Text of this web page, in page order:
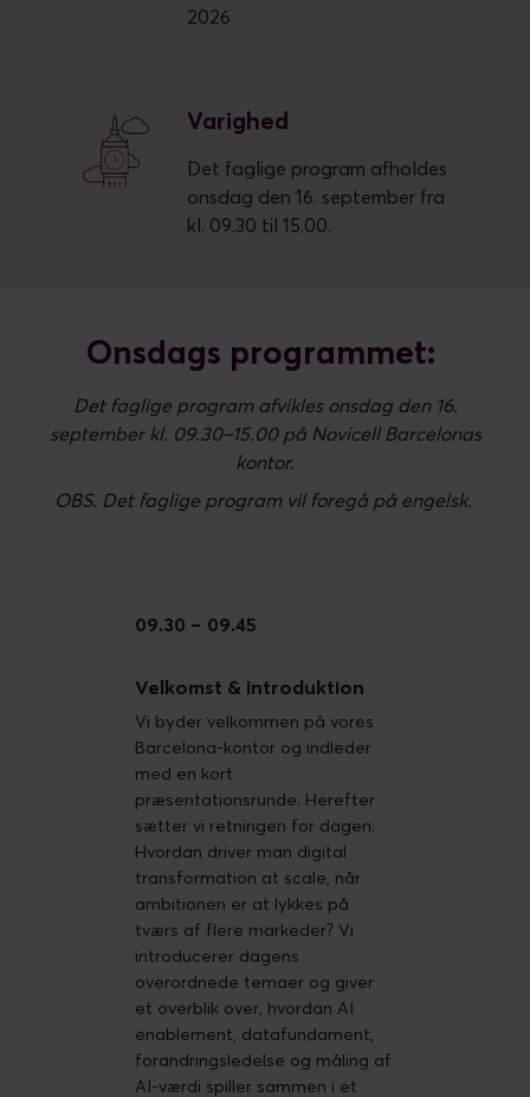
2026
Varighed
Det faglige program afholdes
onsdag den 16. september fra
kl. 09.30 til 15.00.
Onsdags programmet:
Det faglige program afvikles onsdag den 16.
september kl. 09.30–15.00 på Novicell Barcelonas
kontor.
OBS. Det faglige program vil foregå på engelsk.
09.30 09.45
Velkomst & introduktion
Vi byder velkommen på vores
Barcelona-kontor og indleder
med en kort
præsentationsrunde. Herefter
sætter vi retningen for dagen:
Hvordan driver man digital
transformation at scale, når
ambitionen er at lykkes på
tværs af flere markeder? Vi
introducerer dagens
overordnede temaer og giver
et overblik over, hvordan AI
enablement, datafundament,
forandringsledelse og måling af
AI-værdi spiller sammen i et